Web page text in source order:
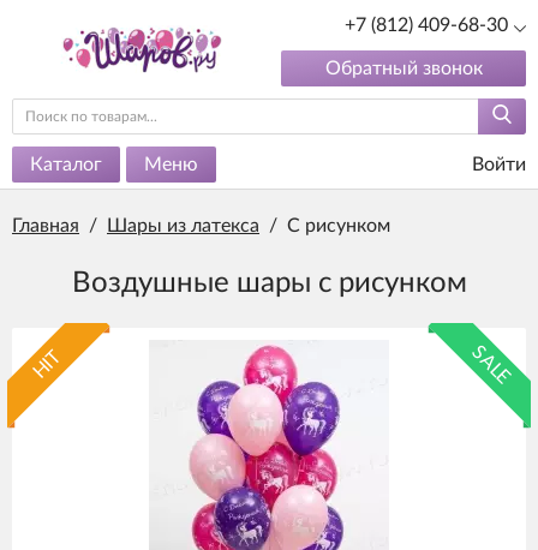
+7 (812) 409-68-30
Обратный звонок
Каталог Меню Войти
Главная / Шары из латекса / С рисунком
Воздушные шары с рисунком
SALE
HIT